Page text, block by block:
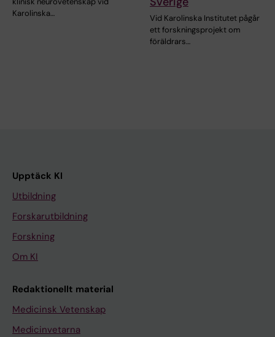
Karolinska…
Vid Karolinska Institutet pågår
ett forskningsprojekt om
föräldrars…
Upptäck KI
Utbildning
Forskarutbildning
Forskning
Om KI
Redaktionellt material
Medicinsk Vetenskap
Medicinvetarna